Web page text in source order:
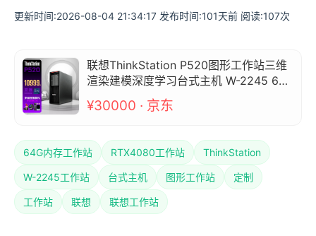
更新时间:2026-08-04 21:34:17 发布时间:101天前 阅读:107次
联想ThinkStation P520图形工作站三维
渲染建模深度学习台式主机 W-2245 64
G 512G+4T RTX4080 16G 定制
¥30000 · 京东
64G内存工作站 RTX4080工作站 ThinkStation
W-2245工作站 台式主机 图形工作站 定制
工作站 联想 联想工作站